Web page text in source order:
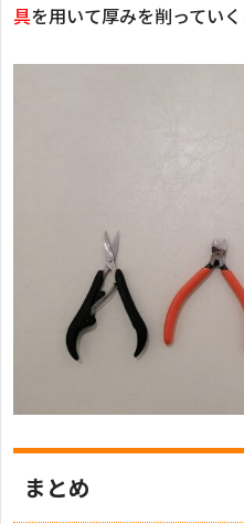
具を用いて厚みを削ってい
まとめ